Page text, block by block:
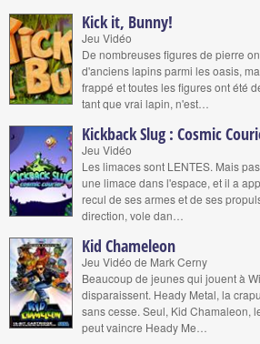
Kick it, Bunny!
Jeu Vidéo
De nombreuses figures de pierre
d'anciens lapins parmi les oasis,
frappé et toutes les figures ont été
tant que vrai lapin, n'est…
Kickback Slug : Cosmic
Jeu Vidéo
Les limaces sont LENTES. Mais
une limace dans l'espace, et il a
recul de ses armes et de ses
direction, vole dan…
Kid Chameleon
Jeu Vidéo de Mark Cerny
Beaucoup de jeunes qui jouent à
disparaissent. Heady Metal, la
sans cesse. Seul, Kid Chamaleon,
peut vaincre Heady Me…